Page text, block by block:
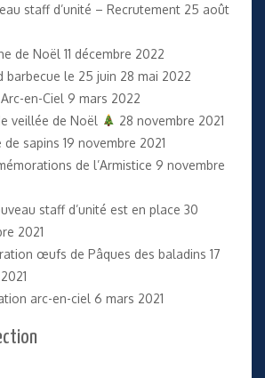
staff d’unité – Recrutement 25 août
de Noël 11 décembre 2022
barbecue le 25 juin 28 mai 2022
en-Ciel 9 mars 2022
veillée de Noël
28 novembre 2021
de sapins 19 novembre 2021
de l’Armistice 9 novembre
staff d’unité est en place 30
2021
œufs de Pâques des baladins 17
arc-en-ciel 6 mars 2021